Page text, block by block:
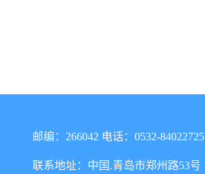
邮编：266042 电话：0532-84022725
联系地址：中国.青岛市郑州路53号